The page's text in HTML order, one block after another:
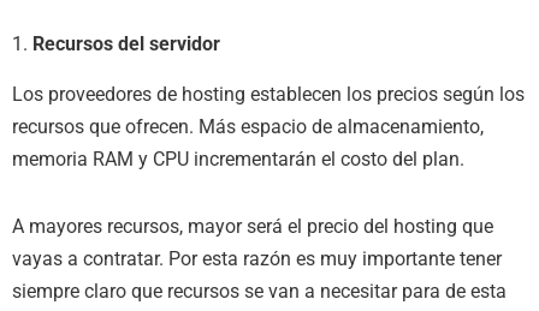
1. Recursos del servidor
Los proveedores de hosting establecen los precios según los
recursos que ofrecen. Más espacio de almacenamiento,
memoria RAM y CPU incrementarán el costo del plan.
A mayores recursos, mayor será el precio del hosting que
vayas a contratar. Por esta razón es muy importante tener
siempre claro que recursos se van a necesitar para de esta